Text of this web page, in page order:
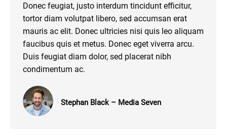
Donec feugiat, justo interdum tincidunt efficitur,
tortor diam volutpat libero, sed accumsan erat
mauris ac elit. Donec ultricies nisi quis leo aliquam
faucibus quis et metus. Donec eget viverra arcu.
Duis feugiat diam dolor, sed placerat nibh
condimentum ac.
Stephan Black – Media Seven